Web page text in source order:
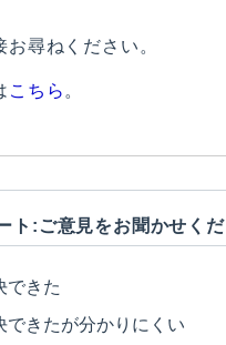
お尋ねください。
こちら 。
ト:ご意見をお聞かせく
できた
できたが分かりにくい